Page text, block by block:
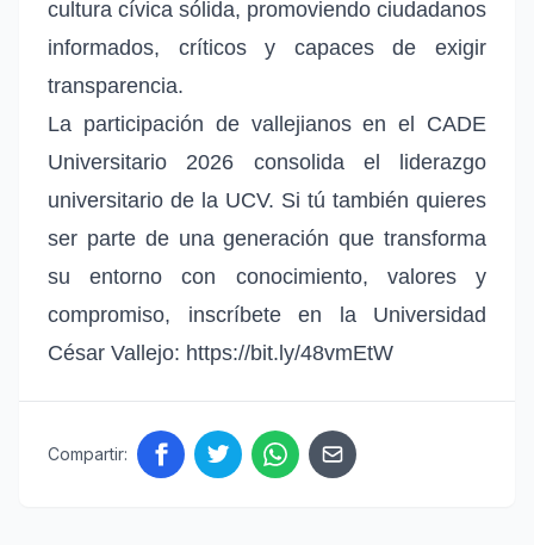
cultura cívica sólida, promoviendo ciudadanos
informados, críticos y capaces de exigir
transparencia.
La participación de vallejianos en el CADE
Universitario 2026 consolida el liderazgo
universitario de la UCV. Si tú también quieres
ser parte de una generación que transforma
su entorno con conocimiento, valores y
compromiso, inscríbete en la Universidad
César Vallejo: https://bit.ly/48vmEtW
Compartir: